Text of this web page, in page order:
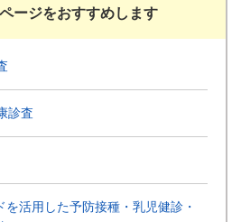
ージをおすすめします
診査
を活用した予防接種・乳児健診・